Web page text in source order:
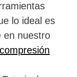
lo ideal es
en nuestro
compresión